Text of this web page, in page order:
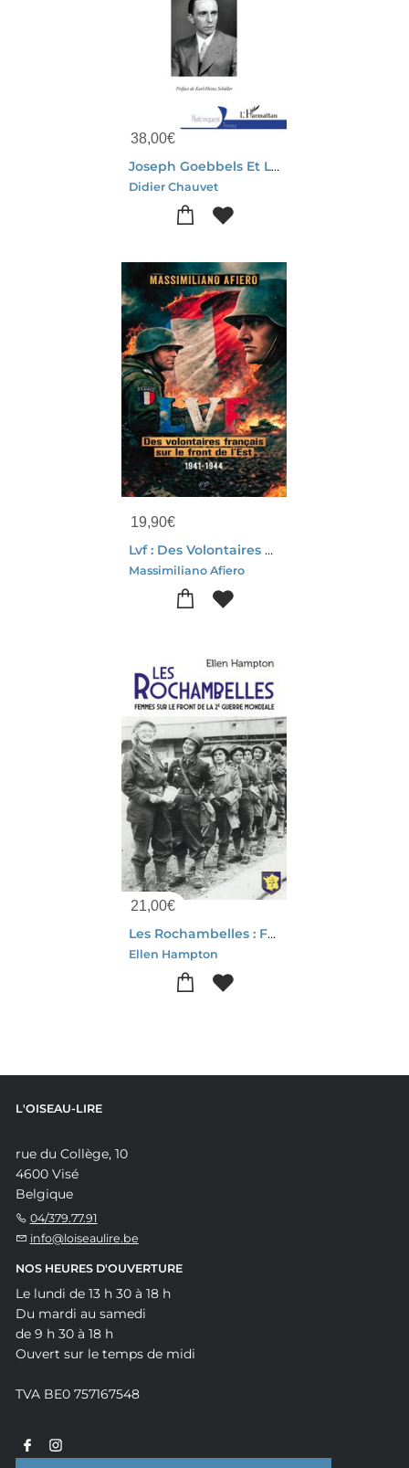
38,00€
Joseph Goebbels Et Le Discours Sur La Guerre Totale (berlin, Sportpalast, 18 Fevrier 1943) : L'ultime Radicalisation Du Regime Nazi
Didier Chauvet
19,90€
Lvf : Des Volontaires Francais Sur Le Front De L'est 1941-1944
Massimiliano Afiero
21,00€
Les Rochambelles : Femmes Sur Le Front De La 2e Guerre Mondiale
Ellen Hampton
L'OISEAU-LIRE
rue du Collège, 10
4600 Visé
Belgique
04/379.77.91
info@loiseaulire.be
NOS HEURES D'OUVERTURE
Le lundi de 13 h 30 à 18 h
Du mardi au samedi
de 9 h 30 à 18 h
Ouvert sur le temps de midi
TVA BE0 757167548